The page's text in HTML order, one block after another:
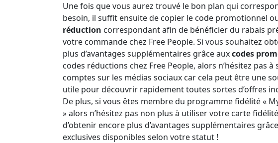
Une fois que vous aurez trouvé le bon plan qui
besoin, il suffit ensuite de copier le code promotionnel
réduction correspondant afin de bénéficier du rabais
votre commande chez Free People. Si vous souhaitez
plus d’avantages supplémentaires grâce auxcodes
codes réductions chez Free People, alors n’hésitez pas à
comptes sur les médias sociaux car cela peut être une
utile pour découvrir rapidement toutes sortes d’offres
De plus, si vous êtes membre du programme fidélité «
» alors n’hésitez pas non plus à utiliser votre carte
d’obtenir encore plus d’avantages supplémentaires
exclusives disponibles selon votre statut !